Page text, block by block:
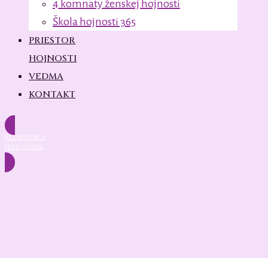
4 komnaty ženskej hojnosti
Škola hojnosti 365
PRIESTOR
HOJNOSTI
VEDMA
KONTAKT
Klenotnica
prihlásenie